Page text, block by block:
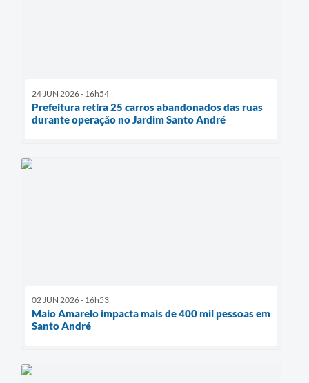
24 JUN 2026 - 16h54
Prefeitura retira 25 carros abandonados das ruas
durante operação no Jardim Santo André
02 JUN 2026 - 16h53
Maio Amarelo impacta mais de 400 mil pessoas em
Santo André